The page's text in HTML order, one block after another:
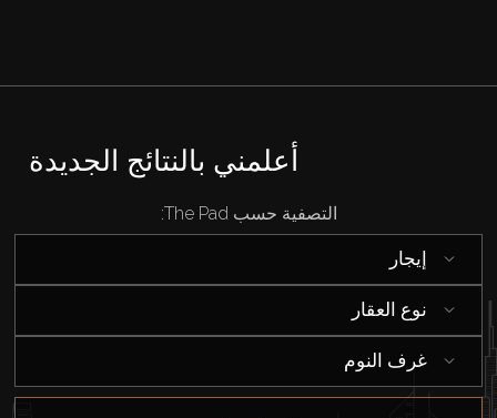
أعلمني بالنتائج الجديدة
التصفية حسب The Pad:
إيجار
نوع العقار
غرف النوم